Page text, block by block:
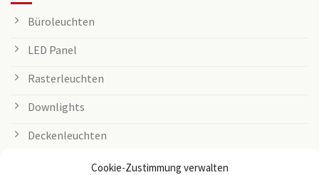
Cookie-Zustimmung verwalten
Büroleuchten
LED Panel
Rasterleuchten
Downlights
Deckenleuchten
Tischleuchten